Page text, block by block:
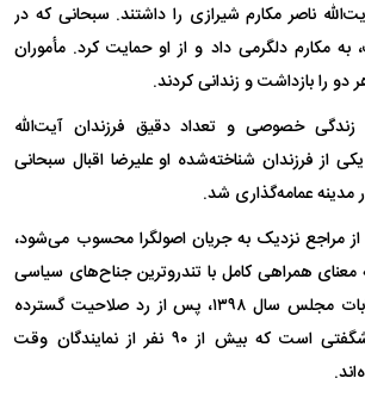
ناصر مکارم شیرازی را داشتند. سبحانی که در
مکارم دلگرمی داد و از او حمایت کرد. مأموران
را بازداشت و زندانی کردند.
زندگی خصوصی و تعداد دقیق فرزندان آیت‌الله
از فرزندان شناخته‌شده او علیرضا اقبال سبحانی
از مراجع نزدیک به جریان اصولگرا محسوب می‌شود،
همراهی کامل با تندروترین جناح‌های سیاسی
نبوده است. او در انتخابات مجلس سال ۱۳۹۸، پس از رد صلاحیت گسترده
داوطلبان، گفت جای شگفتی است که بیش از ۹۰ نفر از نمایندگان وقت